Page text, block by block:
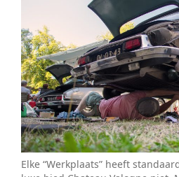
Elke “Werkplaats” heeft